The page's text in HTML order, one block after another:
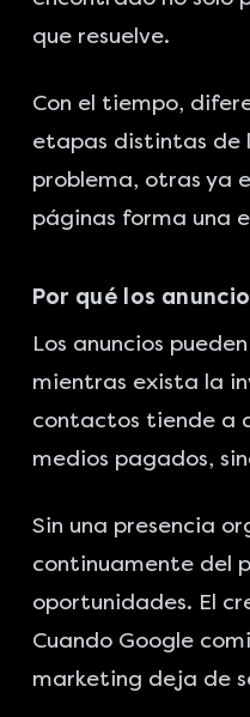
que resuelve.
Con el tiempo,
etapas distintas de
problema, otras ya
páginas forma una
Por qué los
Los anuncios
mientras exista la
contactos tiende a
medios pagados,
Sin una presencia
continuamente del
oportunidades. El
Cuando Google
marketing deja de